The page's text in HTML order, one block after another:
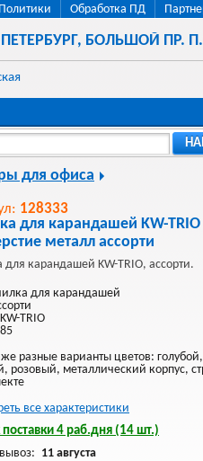
Политики Обработка ПД
, БОЛЬШОЙ ПР.
для офиса
128333
для карандашей KW-TRIO
металл ассорти
для карандашей KW-TRIO, ассорти.
для карандашей
TRIO
разные варианты цветов: голубой,
розовый, металлический корпус,
все характеристики
4 раб.дня (14 шт.)
11 августа